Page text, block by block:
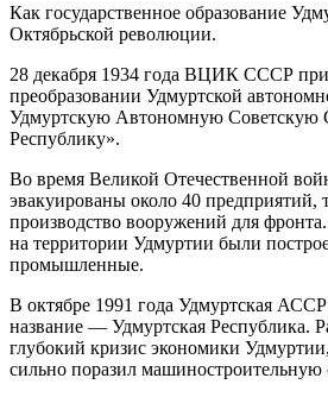
Как государственное образование
Октябрьской революции.
28 декабря 1934 года ВЦИК СССР
преобразовании Удмуртской
Удмуртскую Автономную Советскую
Республику».
Во время Великой Отечественной
эвакуированы около 40 предприятий,
производство вооружений для
на территории Удмуртии были
промышленные.
В октябре 1991 года Удмуртская
название — Удмуртская Республика.
глубокий кризис экономики
сильно поразил машиностроительную